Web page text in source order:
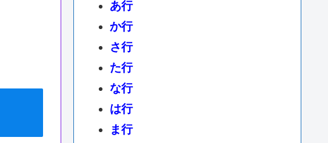
あ行
か行
さ行
た行
な行
は行
ま行